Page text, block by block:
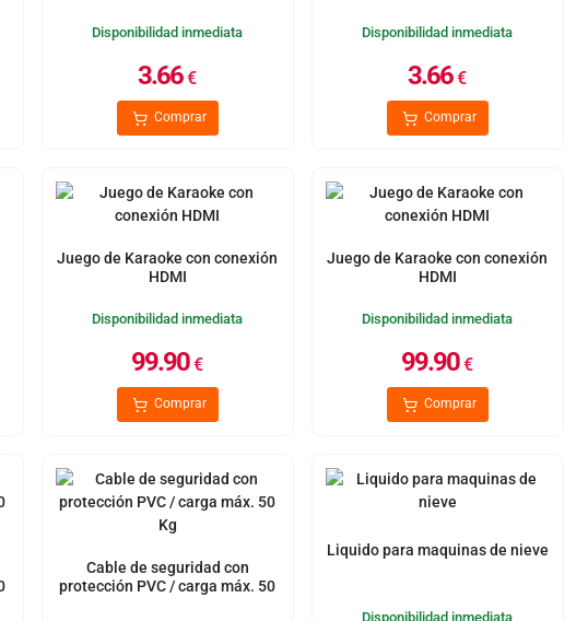
Disponibilidad inmediata
3.66€
Comprar
Disponibilidad inmediata
3.66€
Comprar
Juego de Karaoke con conexión
HDMI
Disponibilidad inmediata
99.90€
Comprar
Juego de Karaoke con conexión
HDMI
Disponibilidad inmediata
99.90€
Comprar
Cable de seguridad con
protección PVC / carga máx. 50
Liquido para maquinas de nieve
Disponibilidad inmediata